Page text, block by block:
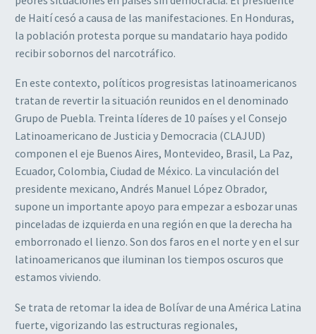
de Haití cesó a causa de las manifestaciones. En Honduras,
la población protesta porque su mandatario haya podido
recibir sobornos del narcotráfico.
En este contexto, políticos progresistas latinoamericanos
tratan de revertir la situación reunidos en el denominado
Grupo de Puebla. Treinta líderes de 10 países y el Consejo
Latinoamericano de Justicia y Democracia (CLAJUD)
componen el eje Buenos Aires, Montevideo, Brasil, La Paz,
Ecuador, Colombia, Ciudad de México. La vinculación del
presidente mexicano, Andrés Manuel López Obrador,
supone un importante apoyo para empezar a esbozar unas
pinceladas de izquierda en una región en que la derecha ha
emborronado el lienzo. Son dos faros en el norte y en el sur
latinoamericanos que iluminan los tiempos oscuros que
estamos viviendo.
Se trata de retomar la idea de Bolívar de una América Latina
fuerte, vigorizando las estructuras regionales,